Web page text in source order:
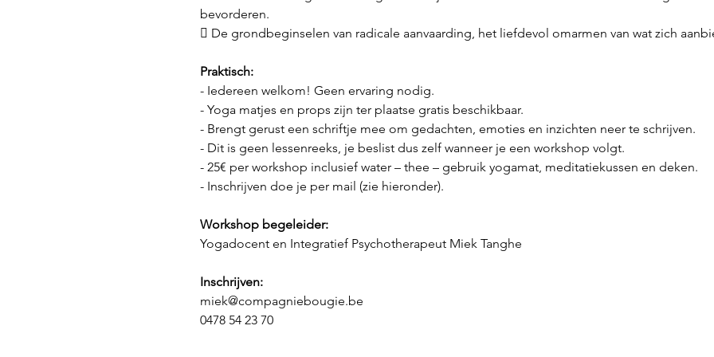
bevorderen.
 De grondbeginselen van radicale aanvaarding, het liefdevol omarmen van wat zich
Praktisch:
- Iedereen welkom! Geen ervaring nodig.
- Yoga matjes en props zijn ter plaatse gratis beschikbaar.
- Brengt gerust een schriftje mee om gedachten, emoties en inzichten neer te schrijven.
- Dit is geen lessenreeks, je beslist dus zelf wanneer je een workshop volgt.
- 25€ per workshop inclusief water – thee – gebruik yogamat, meditatiekussen en deken.
- Inschrijven doe je per mail (zie hieronder).
Workshop begeleider:
Yogadocent en Integratief Psychotherapeut Miek Tanghe
Inschrijven:
miek@compagniebougie.be
0478 54 23 70